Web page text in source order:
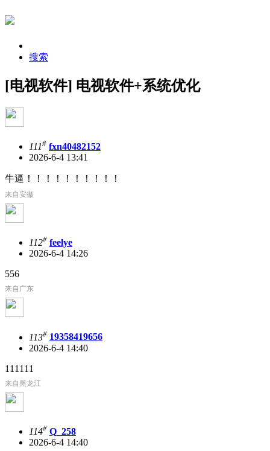
搜索
[电视软件] 电视软件+系统优化
111# fxn40482152
2026-6-4 13:41
牛逼！！！！！！！！！！
来自安徽
112# feelye
2026-6-4 14:26
556
来自广东
113# 19358419656
2026-6-4 14:40
111111
来自黑龙江
114# Q_258
2026-6-4 14:40